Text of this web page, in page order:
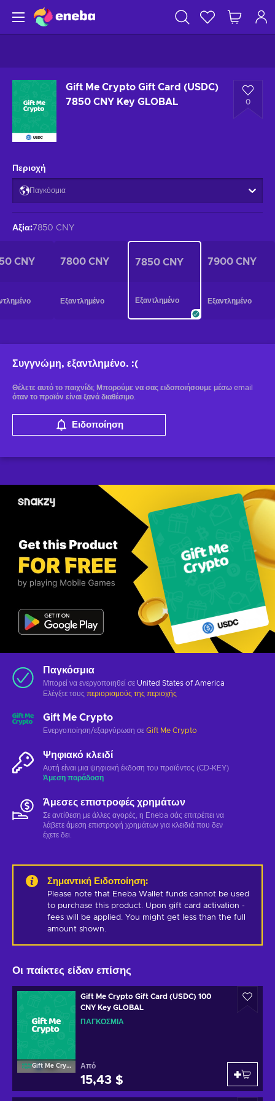
Gift Me Crypto Gift Card (USDC)
7850 CNY Key GLOBAL
0
Συγγνώμη, εξαντλημένο. :(
Θέλετε αυτό το παιχνίδι; Μπορούμε να σας ειδοποιήσουμε μέσω email
όταν το προϊόν είναι ξανά διαθέσιμο.
Ειδοποίηση
Παγκόσμια
Μπορεί να ενεργοποιηθεί σε United States of America
Ελέγξτε τους περιορισμούς της περιοχής
Gift Me Crypto
Ενεργοποίηση/εξαργύρωση σε Gift Me Crypto
Ψηφιακό κλειδί
Αυτή είναι μια ψηφιακή έκδοση του προϊόντος (CD-KEY)
Άμεση παράδοση
Άμεσες επιστροφές χρημάτων
Σε αντίθεση με άλλες αγορές, η Eneba σάς επιτρέπει να
λάβετε άμεση επιστροφή χρημάτων για κλειδιά που δεν
έχετε δει.
Περιοχή
Παγκόσμια
Αξία:7850 CNY
CNY 7800 CNY
Εξαντλημένο
7850 CNY
Εξαντλημένο
7900 CNY
Εξαντλημένο
Σημαντική Ειδοποίηση:
Please note that Eneba Wallet funds cannot be used
to purchase this product. Upon gift card activation -
fees will be applied. You might get less than the full
amount shown.
Οι παίκτες είδαν επίσης
Gift Me Crypto
Gift Me Crypto Gift Card (USDC) 100
CNY Key GLOBAL
ΠΑΓΚΌΣΜΙΑ
Από
15,43 $